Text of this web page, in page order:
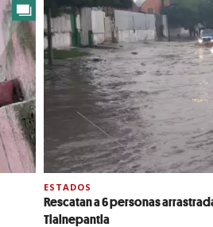
ESTADOS
Rescatan a 6 personas
Tlalnepantla